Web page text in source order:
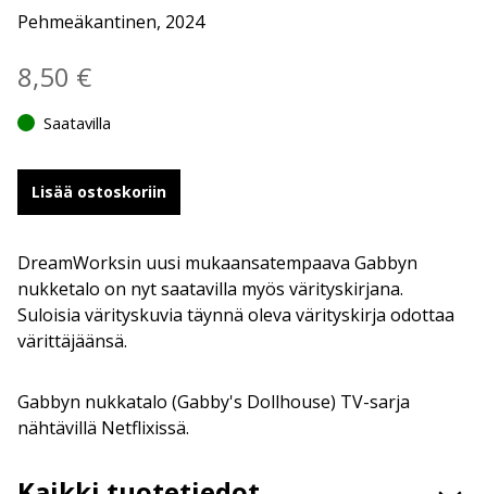
Pehmeäkantinen, 2024
8,50 €
Saatavilla
Lisää ostoskoriin
DreamWorksin uusi mukaansatempaava Gabbyn
nukketalo on nyt saatavilla myös värityskirjana.
Suloisia värityskuvia täynnä oleva värityskirja odottaa
värittäjäänsä.
Gabbyn nukkatalo (Gabby's Dollhouse) TV-sarja
nähtävillä Netflixissä.